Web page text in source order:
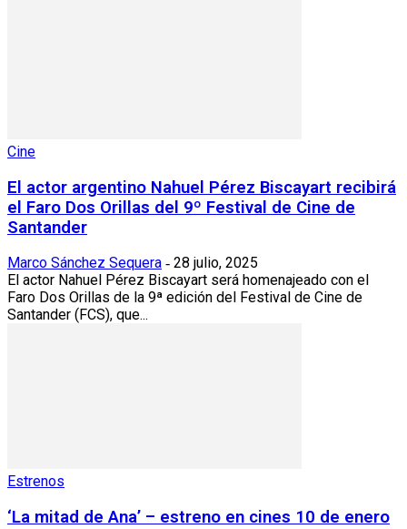
Cine
El actor argentino Nahuel Pérez Biscayart recibirá
el Faro Dos Orillas del 9º Festival de Cine de
Santander
Marco Sánchez Sequera - 28 julio, 2025
El actor Nahuel Pérez Biscayart será homenajeado con el
Faro Dos Orillas de la 9ª edición del Festival de Cine de
Santander (FCS), que...
Estrenos
‘La mitad de Ana’ – estreno en cines 10 de enero